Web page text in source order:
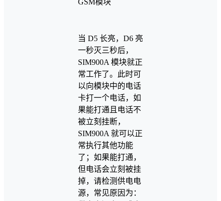
当 D5 长亮，D6 亮
一秒灭三秒后，
SIM900A 模块就正
常工作了。此时可
以向模块中的电话
卡打一个电话，如
果能打通且电话不
被立刻挂断，
SIM900A 就可以正
常执行其他功能
了；如果能打通，
但电话会立刻被挂
掉，请检测供电电
源，常见原因为：